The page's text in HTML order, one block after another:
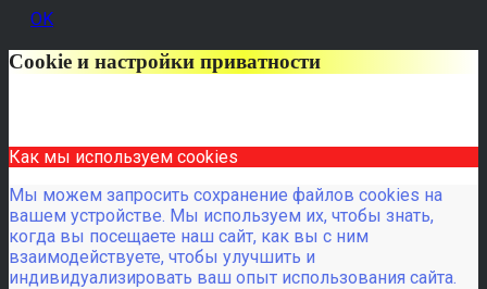
OK
Cookie и настройки приватности
Как мы используем cookies
Мы можем запросить сохранение файлов cookies на
вашем устройстве. Мы используем их, чтобы знать,
когда вы посещаете наш сайт, как вы с ним
взаимодействуете, чтобы улучшить и
индивидуализировать ваш опыт использования сайта.